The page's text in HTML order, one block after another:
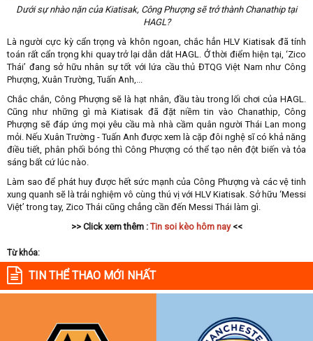
Dưới sự nhào nặn của Kiatisak, Công Phượng sẽ trở thành Chanathip tại
HAGL?
Là người cực kỳ cẩn trọng và khôn ngoan, chắc hẳn HLV Kiatisak đã tính
toán rất cẩn trọng khi quay trở lại dẫn dắt HAGL. Ở thời điểm hiện tại, ‘Zico
Thái’ đang sở hữu nhân sự tốt với lứa cầu thủ ĐTQG Việt Nam như Công
Phượng, Xuân Trường, Tuấn Anh,...
Chắc chắn, Công Phượng sẽ là hạt nhân, đầu tàu trong lối chơi của HAGL.
Cũng như những gì mà Kiatisak đã đặt niềm tin vào Chanathip, Công
Phượng sẽ đáp ứng mọi yêu cầu mà nhà cầm quân người Thái Lan mong
mỏi. Nếu Xuân Trường - Tuấn Anh được xem là cặp đôi nghệ sĩ có khả năng
điều tiết, phân phối bóng thì Công Phượng có thể tạo nên đột biến và tỏa
sáng bất cứ lúc nào.
Làm sao để phát huy được hết sức mạnh của Công Phượng và các vệ tinh
xung quanh sẽ là trải nghiệm vô cùng thú vị với HLV Kiatisak. Sở hữu ‘Messi
Việt’ trong tay, Zico Thái cũng chẳng cần đến Messi Thái làm gì.
>> Click xem thêm :Tin soi kèo hôm nay<<
Từ khóa:
TIN THỂ THAO MỚI NHẤT